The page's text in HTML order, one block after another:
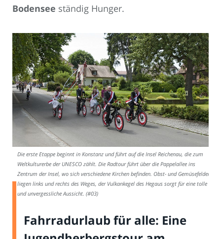
Bodensee ständig Hunger.
Die erste Etappe beginnt in Konstanz und führt auf die Insel Reichenau, die zum
Weltkulturerbe der UNESCO zählt. Die Radtour führt über die Pappelallee ins
Zentrum der Insel, wo sich verschiedene Kirchen befinden. Obst- und Gemüsefelder
liegen links und rechts des Weges, der Vulkankegel des Hegaus sorgt für eine tolle
und unvergessliche Aussicht. (#03)
Fahrradurlaub für alle: Eine